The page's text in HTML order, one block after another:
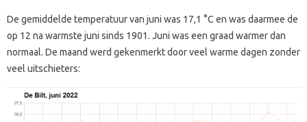
De gemiddelde temperatuur van juni was 17,1 °C en was daarmee de
op 12 na warmste juni sinds 1901. Juni was een graad warmer dan
normaal. De maand werd gekenmerkt door veel warme dagen zonder
veel uitschieters: